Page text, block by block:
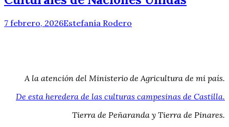
7 febrero, 2026Estefanía Rodero
A la atención del Ministerio de Agricultura de mi país.
De esta heredera de las culturas campesinas de Castilla.
Tierra de Peñaranda y Tierra de Pinares.